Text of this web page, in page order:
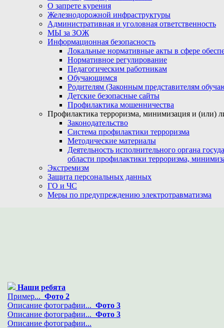
О запрете курения
Железнодорожной инфраструктуры
Административная и уголовная ответственность
МЫ за ЗОЖ
Информационная безопасность
Локальные нормативные акты в сфере
Нормативное регулирование
Педагогическим работникам
Обучающимся
Родителям (Законным представителям
Детские безопасные сайты
Профилактика мошенничества
Профилактика терроризма, минимизация и (или)
Законодательство
Система профилактики терроризма
Методические материалы
Деятельность исполнительного органа
области профилактики терроризма,
Экстремизм
Защита персональных данных
ГО и ЧС
Меры по предупреждению электротравматизма
Наши ребята
Пример... Фото 2
Описание фотографии... Фото 3
Описание фотографии... Фото 3
Описание фотографии...